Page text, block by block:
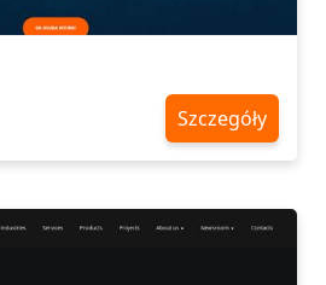
Szczegóły